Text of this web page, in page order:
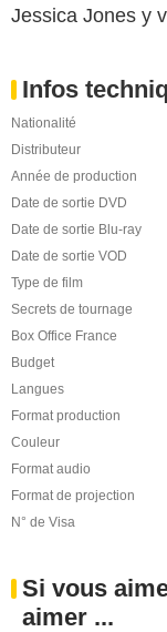
Jessica Jones y
Infos
Nationalité
Distributeur
Année de production
Date de sortie DVD
Date de sortie Blu-ray
Date de sortie VOD
Type de film
Secrets de tournage
Box Office France
Budget
Langues
Format production
Couleur
Format audio
Format de projection
N° de Visa
Si vous
aimer ...